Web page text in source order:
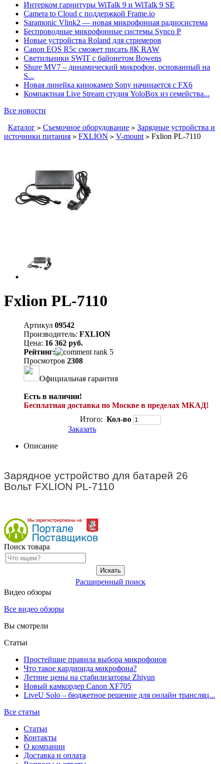
Интерком гарнитуры WiTalk 9 и WiTalk 9 SE
Camera to Cloud с поддержкой Frame.io
Saramonic Vlink2 — новая микрофонная радиосистема
Беспроводные микрофонные системы Synco P
Новые устройства Roland для стримеров
Canon EOS R5c сможет писать 8К RAW
Светильники SWIT с байонетом Bowens
Shure MV7 – динамический микрофон, основанный на
S...
Новая линейка кинокамер Sony начинается с FX6
Компактная Live Stream студия YoloBox из семейства...
Все новости
Каталог > Съемочное оборудование > Зарядные устройства и
источники питания > FXLION > V-mount > Fxlion PL-7110
Fxlion PL-7110
Артикул 09542
Производитель: FXLION
Цена: 16 362 руб.
Рейтинг:
Просмотров 2308
Официальная гарантия
Есть в наличии!
Бесплатная доставка по Москве в пределах МКАД!
Итого: Кол-во
Заказать
Описание
Зарядное устройство для батарей 26
Вольт FXLION PL-7110
Поиск товара
Расширенный поиск
Видео обзоры
Все видео обзоры
Вы смотрели
Статьи
Простейшие правила выбора микрофонов
Что такое кардиоида микрофона?
Летние цены на стабилизаторы Zhiyun
Новый камкордер Canon XF705
LiveU Solo – бюджетное решение для онлайн трансляц...
Все статьи
Статьи
Контакты
О компании
Доставка и оплата